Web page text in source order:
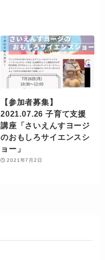
【参加者募集】
2021.07.26 子育て支援
講座「さいえんすヨージ
のおもしろサイエンスシ
ョー」
2021年7月2日